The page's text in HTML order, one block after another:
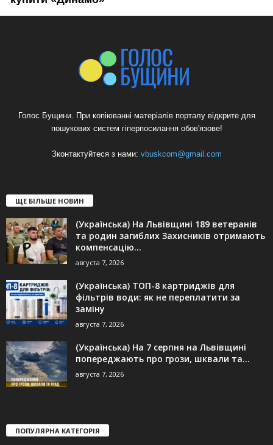
Голос Бущини. При копіюванні матеріалів порталу відкрите для
пошукових систем гіперпосилання обов'язове!
Зконтактуйтеся з нами: vbuskcom@gmail.com
ЩЕ БІЛЬШЕ НОВИН
(Українська) На Львівщині 189 ветеранів
та родин загиблих Захисників отримають
компенсацію...
августа 7, 2026
(Українська) ТОП-8 картриджів для
фільтрів води: як не переплатити за
заміну
августа 7, 2026
(Українська) На 7 серпня на Львівщині
попереджають про грози, шквали та...
августа 7, 2026
ПОПУЛЯРНА КАТЕГОРІЯ